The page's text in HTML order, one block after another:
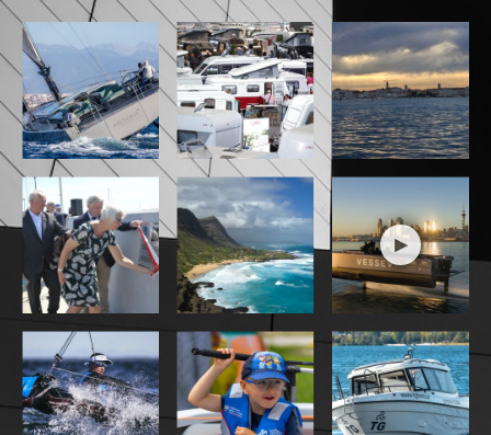
bez emisji spalin jest jednym z atrybutów jachtu.
Wprowadzona na rynek w zeszłym roku Sirena 48
spotkała się z pozytywnym odbiorem krytyków.
Szczególnie doceniono połączenie dobrego
wyglądu jachtu z inteligentnym zastosowaniem
dużej objętości wnętrza. Ten rdzeń DNA pozostaje
nietknięty w nowej wersji hybrydowej i sprawia, że
zachowuje swoją wysoką pozycję w segmencie
rynku małych i średnich jachtów z trzema kabinami.
Różnica polega na tym, że odkryty flybridge został
zastąpiony dachem kabiny w stylu coupé – pięknie
zakrzywionym, wysadzanym szkłem i panelami
słonecznymi. Wygląd coupé jest dostępny również
w wersji z konwencjonalnym napędem.
Hardtop nie tylko nadaje Sirenie 48 bardziej